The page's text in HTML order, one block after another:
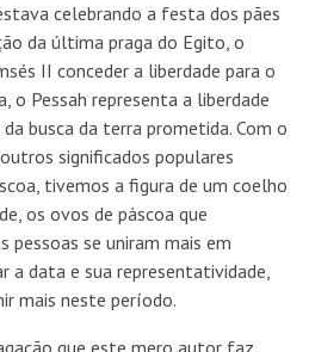
celebrando a festa dos pães
da última praga do Egito, o
II conceder a liberdade para o
o Pessah representa a liberdade
busca da terra prometida. Com o
significados populares
tivemos a figura de um coelho
os ovos de páscoa que
pessoas se uniram mais em
a data e sua representatividade,
mais neste período.